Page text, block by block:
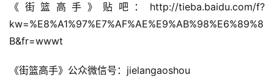
游
戏
0
《街篮高手》贴吧：http://tieba.baidu.com/f?
kw=%E8%A1%97%E7%AF%AE%E9%AB%98%E6%89%8
B&fr=wwwt
《街篮高手》公众微信号：jielangaoshou